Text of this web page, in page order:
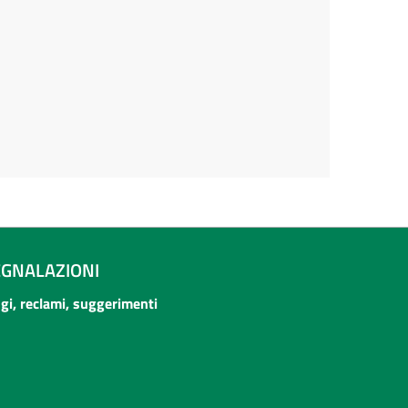
reclami, suggerimenti